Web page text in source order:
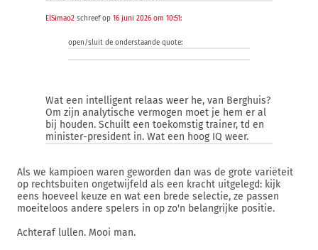
ElSimao2 schreef op 16 juni 2026 om 10:51:
open/sluit de onderstaande quote:
Wat een intelligent relaas weer he, van Berghuis?
Om zijn analytische vermogen moet je hem er al
bij houden. Schuilt een toekomstig trainer, td en
minister-president in. Wat een hoog IQ weer.
Als we kampioen waren geworden dan was de grote variëteit
op rechtsbuiten ongetwijfeld als een kracht uitgelegd: kijk
eens hoeveel keuze en wat een brede selectie, ze passen
moeiteloos andere spelers in op zo'n belangrijke positie.
Achteraf lullen. Mooi man.